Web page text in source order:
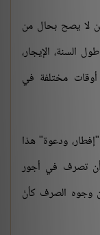
لا يصح بحال من
السنة، الإيجار،
أوقات مختلفة في
ودعوة" هذا
أن تصرف في أجور
وجوه الصرف كأنْ